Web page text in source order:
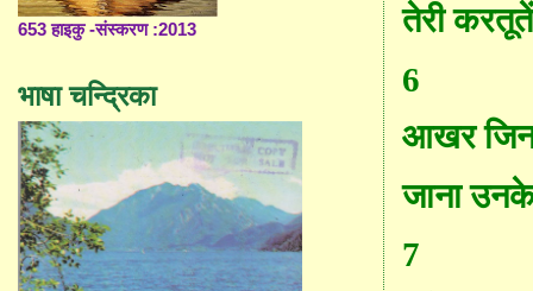
तेरी
6
आखर
जाना
7
653 हाइकु -संस्करण :2013
भाषा चन्द्रिका